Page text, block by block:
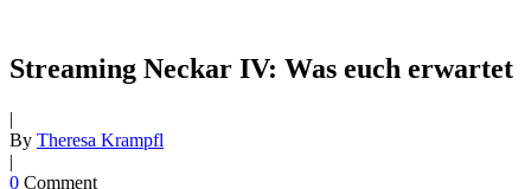
Streaming Neckar IV: Was euch erwartet
|
By Theresa Krampfl
|
0 Comment